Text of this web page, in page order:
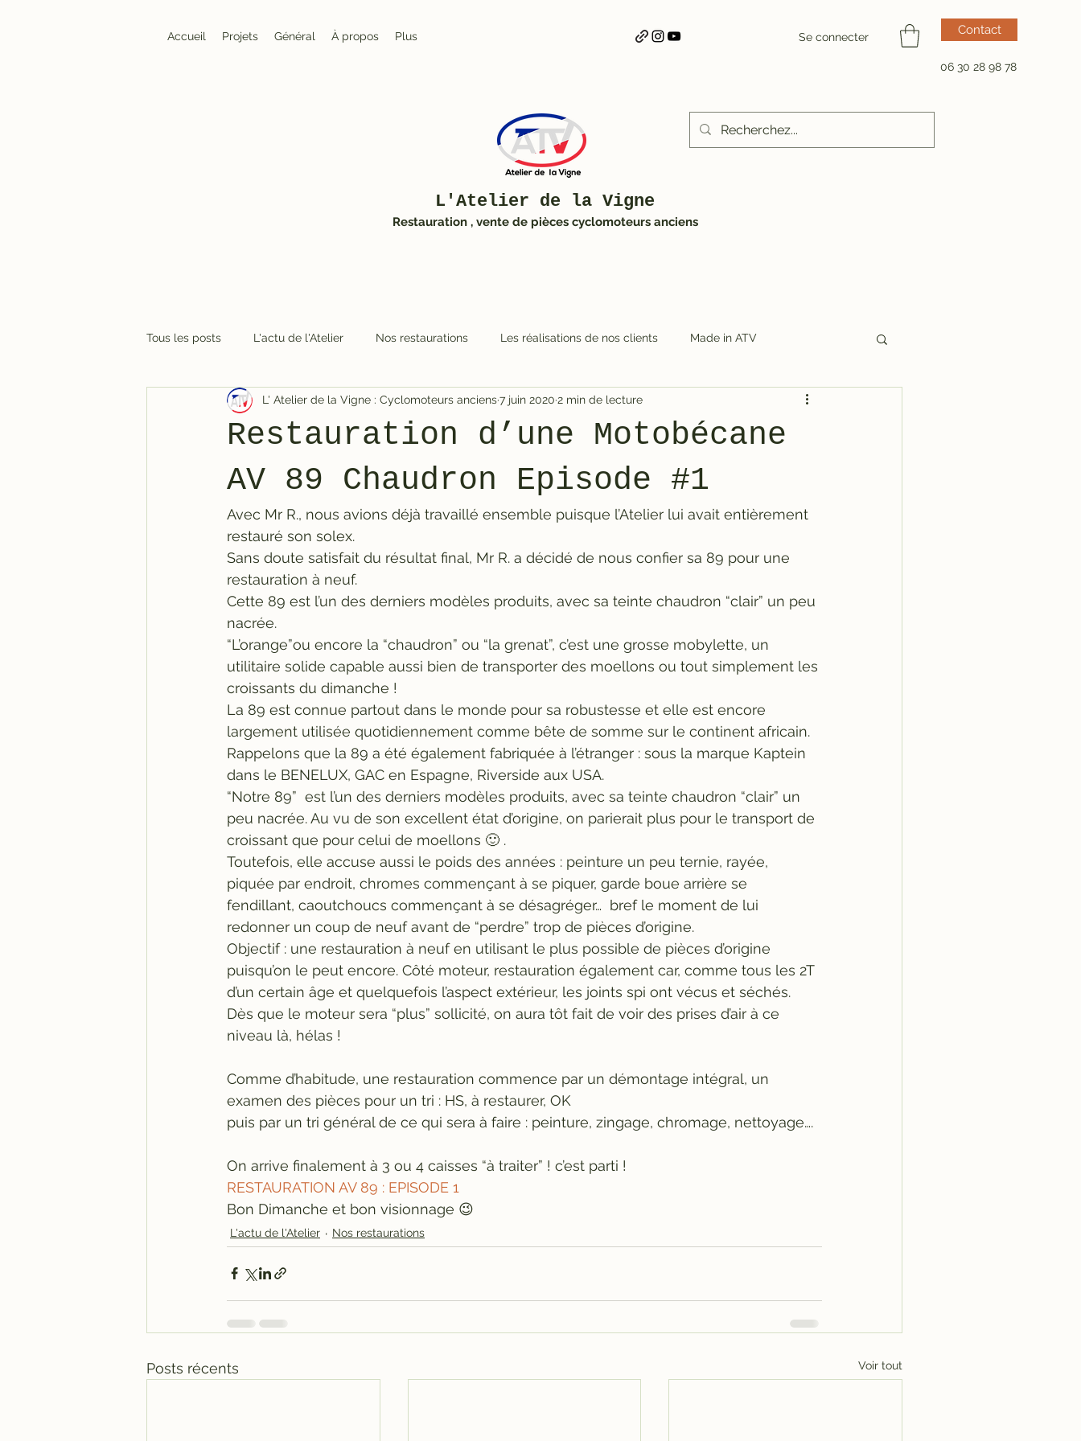
Accueil Projets Général À propos Plus Se connecter Contact
06 30 28 98 78
L'Atelier de la Vigne
Restauration , vente de pièces cyclomoteurs anciens
Tous les posts L'actu de l'Atelier Nos restaurations Les réalisations de nos clients Made in ATV
Restauration d’une Motobécane
AV 89 Chaudron Episode #1
L' Atelier de la Vigne : Cyclomoteurs anciens7 juin 2020 2 min de lecture
Avec Mr R., nous avions déjà travaillé ensemble puisque l’Atelier lui avait entièrement
restauré son solex.
Sans doute satisfait du résultat final, Mr R. a décidé de nous confier sa 89 pour une
restauration à neuf.
Cette 89 est l’un des derniers modèles produits, avec sa teinte chaudron “clair” un peu
nacrée.
“L’orange”ou encore la “chaudron” ou “la grenat”, c’est une grosse mobylette, un
utilitaire solide capable aussi bien de transporter des moellons ou tout simplement les
croissants du dimanche !
La 89 est connue partout dans le monde pour sa robustesse et elle est encore
largement utilisée quotidiennement comme bête de somme sur le continent africain.
Rappelons que la 89 a été également fabriquée à l’étranger : sous la marque Kaptein
dans le BENELUX, GAC en Espagne, Riverside aux USA.
“Notre 89”  est l’un des derniers modèles produits, avec sa teinte chaudron “clair” un
peu nacrée. Au vu de son excellent état d’origine, on parierait plus pour le transport de
croissant que pour celui de moellons 🙂 .
Toutefois, elle accuse aussi le poids des années : peinture un peu ternie, rayée,
piquée par endroit, chromes commençant à se piquer, garde boue arrière se
fendillant, caoutchoucs commençant à se désagréger…  bref le moment de lui
redonner un coup de neuf avant de “perdre” trop de pièces d’origine.
Objectif : une restauration à neuf en utilisant le plus possible de pièces d’origine
puisqu’on le peut encore. Côté moteur, restauration également car, comme tous les 2T
d’un certain âge et quelquefois l’aspect extérieur, les joints spi ont vécus et séchés.
Dès que le moteur sera “plus” sollicité, on aura tôt fait de voir des prises d’air à ce
niveau là, hélas !
Comme d’habitude, une restauration commence par un démontage intégral, un
examen des pièces pour un tri : HS, à restaurer, OK
puis par un tri général de ce qui sera à faire : peinture, zingage, chromage, nettoyage….
On arrive finalement à 3 ou 4 caisses “à traiter” ! c’est parti !
RESTAURATION AV 89 : EPISODE 1
Bon Dimanche et bon visionnage 😉
L'actu de l'Atelier Nos restaurations
Posts récents Voir tout